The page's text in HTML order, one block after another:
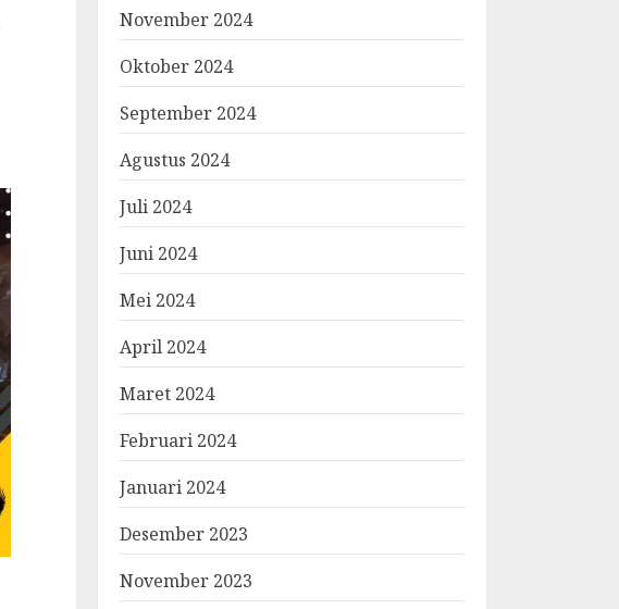
November 2024
Oktober 2024
September 2024
Agustus 2024
Juli 2024
Juni 2024
Mei 2024
April 2024
Maret 2024
Februari 2024
Januari 2024
Desember 2023
November 2023